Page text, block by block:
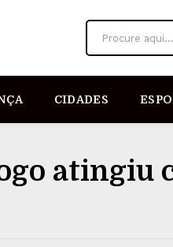
Procure aqui...
CIDADES
atingiu